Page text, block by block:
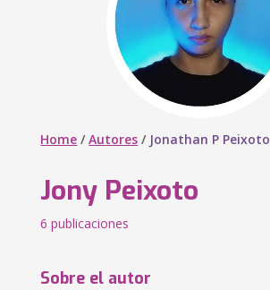
Home /Autores / Jonathan P Peixoto
Jony Peixoto
6 publicaciones
Sobre el autor